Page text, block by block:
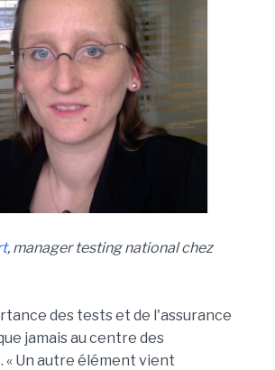
, manager testing national chez
des tests et de l'assurance
jamais au centre des
« Un autre élément vient